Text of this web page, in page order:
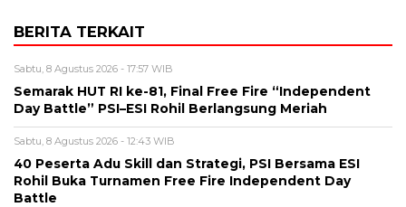
BERITA TERKAIT
Sabtu, 8 Agustus 2026 - 17:57 WIB
Semarak HUT RI ke-81, Final Free Fire “Independent
Day Battle” PSI–ESI Rohil Berlangsung Meriah
Sabtu, 8 Agustus 2026 - 12:43 WIB
40 Peserta Adu Skill dan Strategi, PSI Bersama ESI
Rohil Buka Turnamen Free Fire Independent Day
Battle